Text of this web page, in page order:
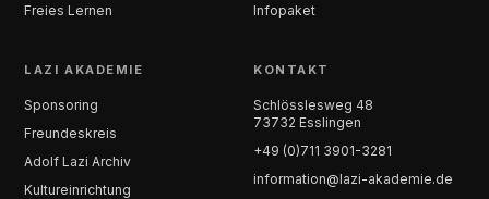
Freies Lernen
Infopaket
LAZI AKADEMIE
Sponsoring
Freundeskreis
Adolf Lazi Archiv
Kultureinrichtung
KONTAKT
Schlösslesweg 48
73732 Esslingen
+49 (0)711 3901-3281
information@lazi-akademie.de